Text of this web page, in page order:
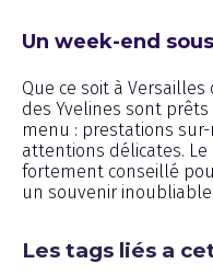
Un week-end
Que ce soit à
des Yvelines sont
menu : prestations
attentions délicates. Le
fortement conseillé
un souvenir inoubliable.
Les tags liés a